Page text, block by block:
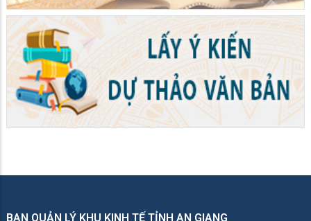
BAN QUẢN LÝ KHU KINH TẾ TỈNH AN GIANG